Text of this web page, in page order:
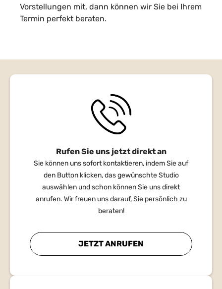
Vorstellungen mit, dann können wir Sie bei Ihrem
Termin perfekt beraten.
Rufen Sie uns jetzt direkt an
Sie können uns sofort kontaktieren, indem Sie auf
den Button klicken, das gewünschte Studio
auswählen und schon können Sie uns direkt
anrufen. Wir freuen uns darauf, Sie persönlich zu
beraten!
JETZT ANRUFEN